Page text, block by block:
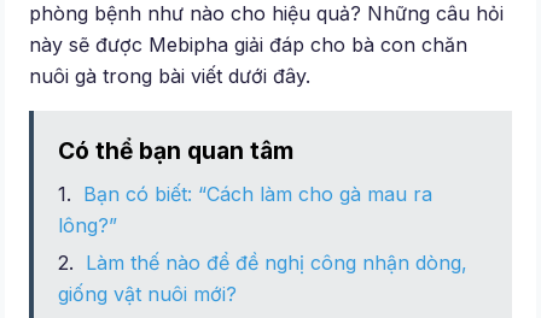
phòng bệnh như nào cho hiệu quả? Những câu hỏi
này sẽ được Mebipha giải đáp cho bà con chăn
nuôi gà trong bài viết dưới đây.
Có thể bạn quan tâm
Bạn có biết: “Cách làm cho gà mau ra
lông?”
Làm thế nào để đề nghị công nhận dòng,
giống vật nuôi mới?